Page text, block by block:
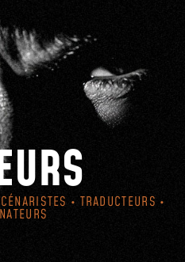
• TRADUCTEURS •